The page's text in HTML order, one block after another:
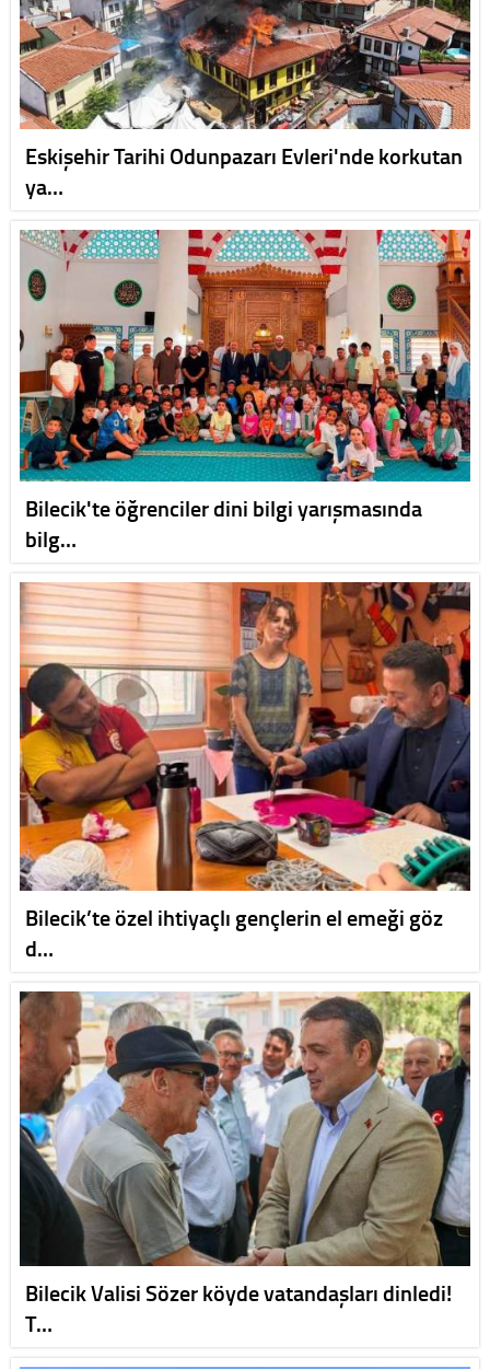
Eskişehir Tarihi Odunpazarı Evleri'nde korkutan
ya…
Bilecik'te öğrenciler dini bilgi yarışmasında
bilg…
Bilecik’te özel ihtiyaçlı gençlerin el emeği göz
d…
Bilecik Valisi Sözer köyde vatandaşları dinledi!
T…